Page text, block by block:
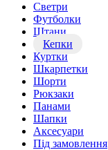
Светри
Футболки
Штани
Кепки
Куртки
Шкарпетки
Шорти
Рюкзаки
Панами
Шапки
Аксесуари
Під замовлення